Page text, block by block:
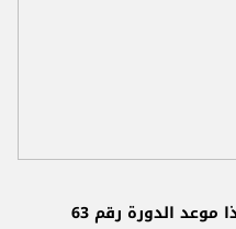
الدورة رقم 63